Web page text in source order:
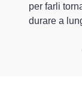
per farli
durare a